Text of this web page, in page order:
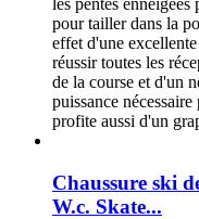
les pentes
pour tailler dans la
effet d'une
réussir toutes les
de la course et d'un
puissance
profite aussi d'un
Chaussure ski
W.c. Skate...